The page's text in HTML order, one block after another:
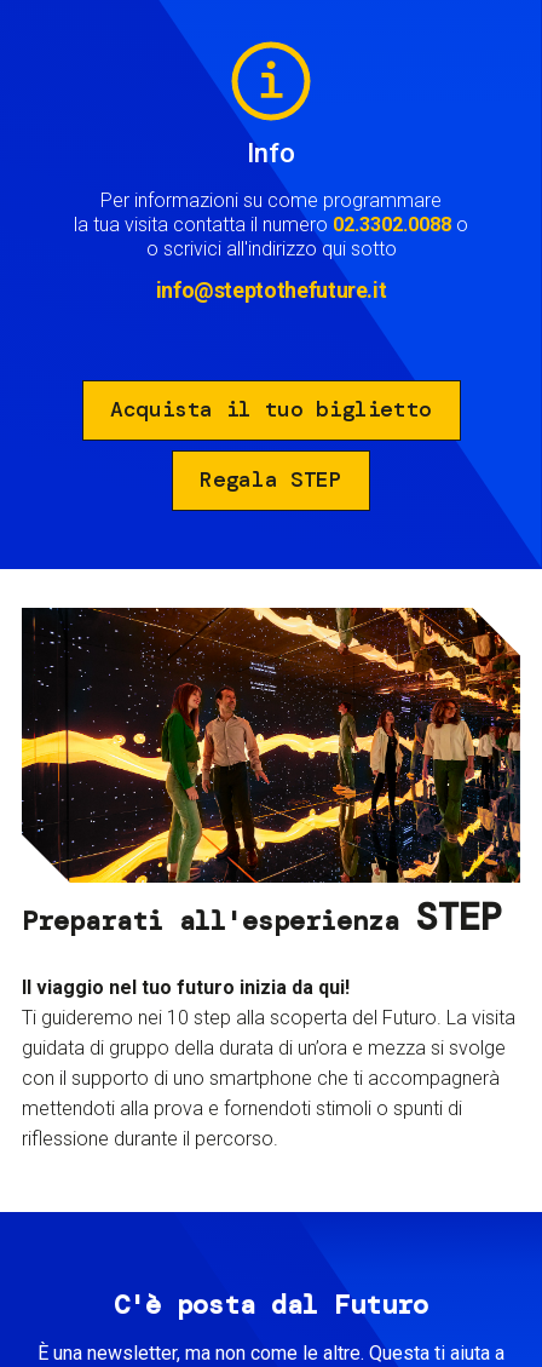
Info
Per informazioni su come programmare
la tua visita contatta il numero 02.3302.0088 o
o scrivici all'indirizzo qui sotto
info@steptothefuture.it
Acquista il tuo biglietto
Regala STEP
Preparati all'esperienza STEP
Il viaggio nel tuo futuro inizia da qui!
Ti guideremo nei 10 step alla scoperta del Futuro. La visita
guidata di gruppo della durata di un’ora e mezza si svolge
con il supporto di uno smartphone che ti accompagnerà
mettendoti alla prova e fornendoti stimoli o spunti di
riflessione durante il percorso.
C'è posta dal Futuro
È una newsletter, ma non come le altre. Questa ti aiuta a